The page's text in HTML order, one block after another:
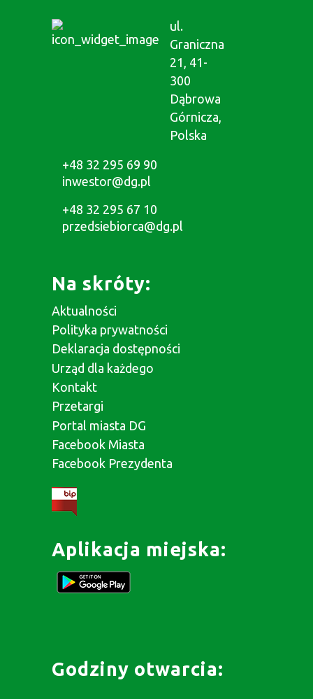
ul.
Graniczna
21, 41-
300
Dąbrowa
Górnicza,
Polska
+48 32 295 69 90
inwestor@dg.pl
+48 32 295 67 10
przedsiebiorca@dg.pl
Na skróty:
Aktualności
Polityka prywatności
Deklaracja dostępności
Urząd dla każdego
Kontakt
Przetargi
Portal miasta DG
Facebook Miasta
Facebook Prezydenta
Aplikacja miejska:
Godziny otwarcia: